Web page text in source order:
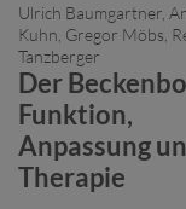
Ulrich Baumgartner,
Kuhn, Gregor Möbs,
Tanzberger
Der
Funktion,
Anpassung
Therapie